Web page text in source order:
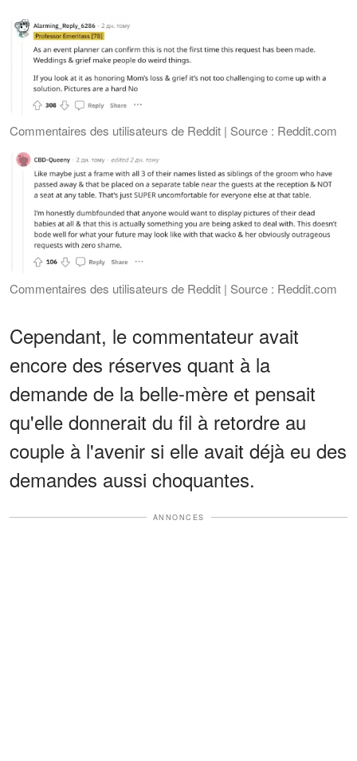
Commentaires des utilisateurs de Reddit | Source : Reddit.com
Commentaires des utilisateurs de Reddit | Source : Reddit.com
Cependant, le commentateur avait
encore des réserves quant à la
demande de la belle-mère et pensait
qu'elle donnerait du fil à retordre au
couple à l'avenir si elle avait déjà eu des
demandes aussi choquantes.
ANNONCES